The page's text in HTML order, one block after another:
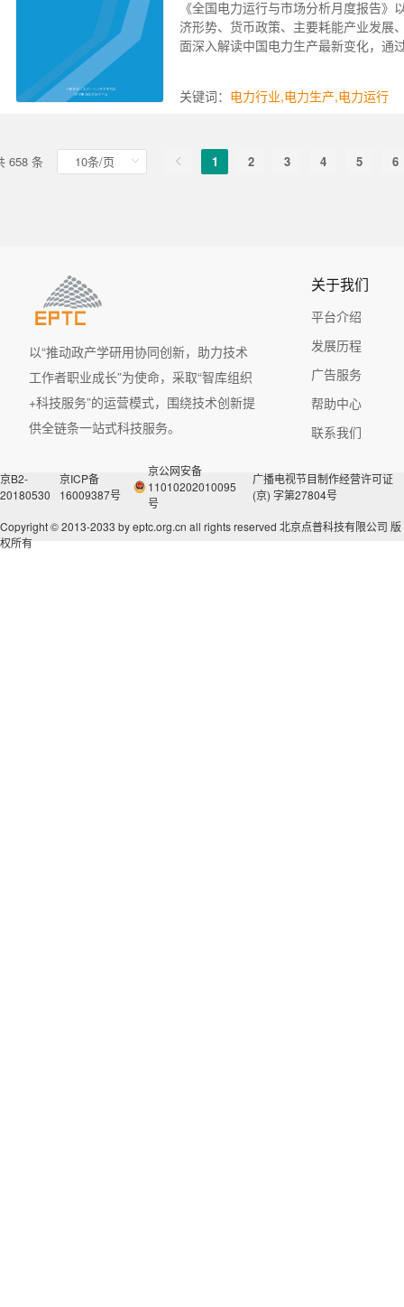
《全国电力运行与市场分析月度报告
济形势、货币政策、主要耗能产业发展
面深入解读中国电力生产最新变化，通
关键词： 电力行业,电力生产,电力运行
658 条 1 2 3 4 5 6
以“推动政产学研用协同创新，助力技术
工作者职业成长”为使命，采取“智库组织
+科技服务”的运营模式，围绕技术创新提
供全链条一站式科技服务。
关于我们
平台介绍
发展历程
广告服务
帮助中心
联系我们
京B2-
20180530
京ICP备
16009387号
京公网安备
11010202010095
号
广播电视节目制作经营许可证
(京) 字第27804号
Copyright © 2013-2033 by eptc.org.cn all rights reserved 北京点普科技有限公司 版
权所有